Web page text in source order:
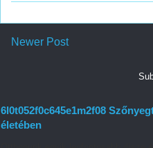
Newer Post
6l0t052f0c645e1m2f08
életében